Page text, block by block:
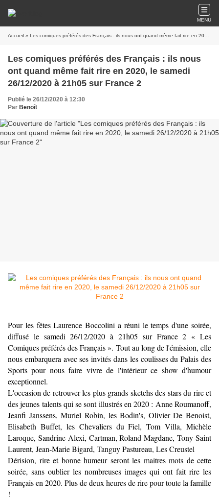
MENU
Accueil » Les comiques préférés des Français : ils nous ont quand même fait rire en 2020, le samedi 26/12/2020 à 21h05 sur France 2
Les comiques préférés des Français : ils nous
ont quand même fait rire en 2020, le samedi
26/12/2020 à 21h05 sur France 2
Publié le 26/12/2020 à 12:30
Par Benoît
Pour les fêtes Laurence Boccolini a réuni le temps d'une soirée,
diffusé le samedi 26/12/2020 à 21h05 sur France 2 « Les
Comiques préférés des Français ». Tout au long de l'émission, elle
nous embarquera avec ses invités dans les coulisses du Palais des
Sports pour nous faire vivre de l'intérieur ce show d'humour
exceptionnel.
L'occasion de retrouver les plus grands sketchs des stars du rire et
des jeunes talents qui se sont illustrés en 2020 : Anne Roumanoff,
Jeanfi Janssens, Muriel Robin, les Bodin's, Olivier De Benoist,
Elisabeth Buffet, les Chevaliers du Fiel, Tom Villa, Michèle
Laroque, Sandrine Alexi, Cartman, Roland Magdane, Tony Saint
Laurent, Jean-Marie Bigard, Tanguy Pastureau, Les Creustel
Dérision, rire et bonne humeur seront les maitres mots de cette
soirée, sans oublier les nombreuses images qui ont fait rire les
Français en 2020. Plus de deux heures de rire pour toute la famille
!